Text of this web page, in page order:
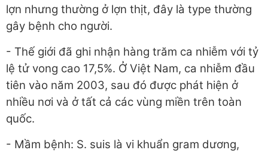
lợn nhưng thường ở lợn thịt, đây là type thường
gây bệnh cho người.
- Thế giới đã ghi nhận hàng trăm ca nhiễm với tỷ
lệ tử vong cao 17,5%. Ở Việt Nam, ca nhiễm đầu
tiên vào năm 2003, sau đó được phát hiện ở
nhiều nơi và ở tất cả các vùng miền trên toàn
quốc.
- Mầm bệnh: S. suis là vi khuẩn gram dương,